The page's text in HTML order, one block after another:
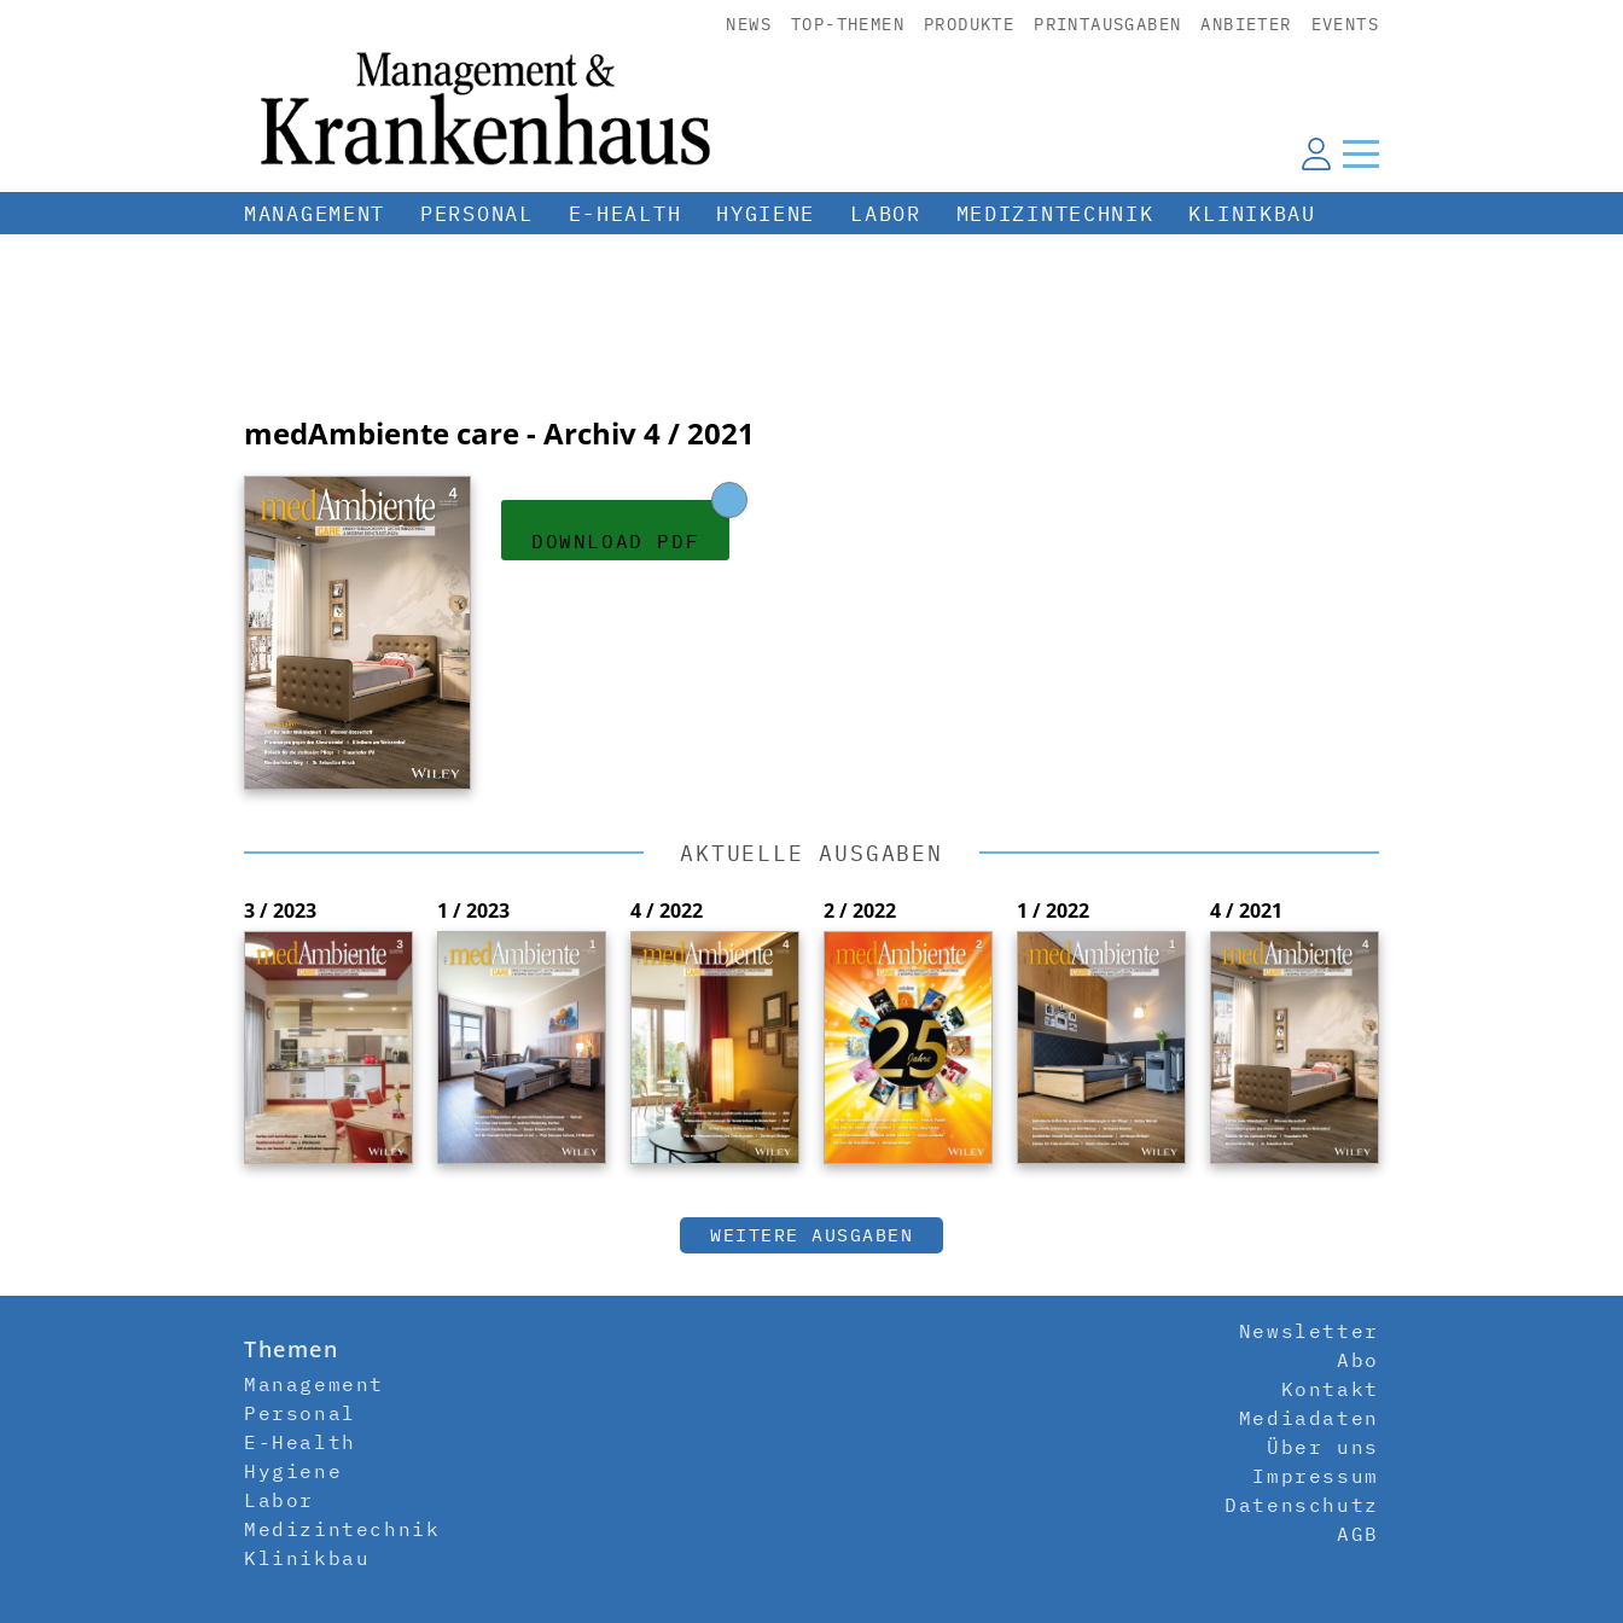
NEWS TOP-THEMEN PRODUKTE PRINTAUSGABEN ANBIETER EVENTS
MANAGEMENT PERSONAL E-HEALTH HYGIENE LABOR MEDIZINTECHNIK KLINIKBAU
medAmbiente care - Archiv4 / 2021
DOWNLOAD PDF
AKTUELLE AUSGABEN
3 / 2023 1 / 2023 4 / 2022 2 / 2022 1 / 2022 4 / 2021
WEITERE AUSGABEN
Themen
Management
Personal
E-Health
Hygiene
Labor
Medizintechnik
Klinikbau
Newsletter
Abo
Kontakt
Mediadaten
Über uns
Impressum
Datenschutz
AGB